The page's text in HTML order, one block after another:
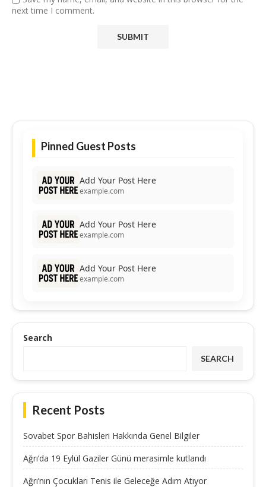
next time I comment.
Pinned Guest Posts
Add Your Post Here
example.com
Add Your Post Here
example.com
Add Your Post Here
example.com
Search
SEARCH
Recent Posts
Sovabet Spor Bahisleri Hakkında Genel Bilgiler
Ağrı’da 19 Eylül Gaziler Günü merasimle kutlandı
Ağrı’nın Çocukları Tenis ile Geleceğe Adım Atıyor